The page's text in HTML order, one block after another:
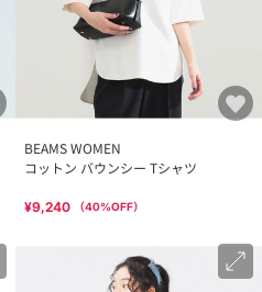
BEAMS WOMEN
コットン バウンシー Tシャツ
¥9,240 （40%OFF）